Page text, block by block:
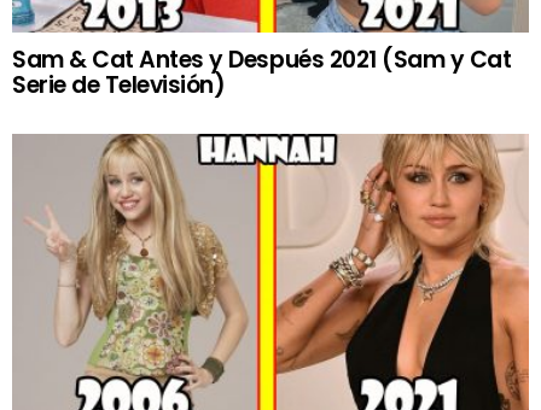
Sam & Cat Antes y Después 2021 (Sam y Cat
Serie de Televisión)